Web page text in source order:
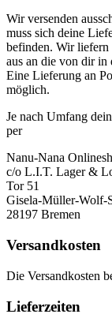
Wir versenden
muss sich deine
befinden. Wir liefern
aus an die von dir in
Eine Lieferung an
möglich.
Je nach Umfang
per
Nanu-Nana
c/o L.I.T. Lager &
Tor 51
Gisela-Müller-Wolf-
28197 Bremen
Versandkosten
Die Versandkosten
Lieferzeiten